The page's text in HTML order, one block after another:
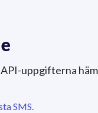
API-uppgifterna
SMS.